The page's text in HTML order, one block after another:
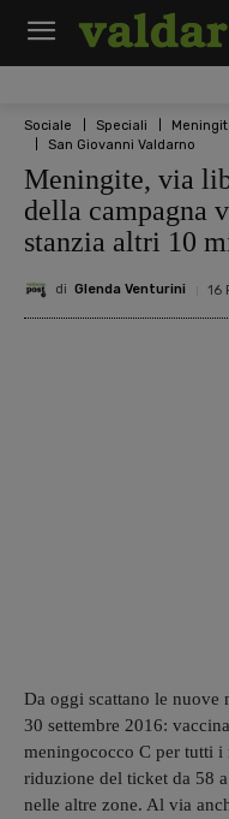
Sociale Speciali
San Giovanni Valdarno
Meningite, via
della campagna
stanzia altri 10
di Glenda Venturini 16
Da oggi scattano le nuove
30 settembre 2016:
meningococco C per tutti i
riduzione del ticket da 58
nelle altre zone. Al via